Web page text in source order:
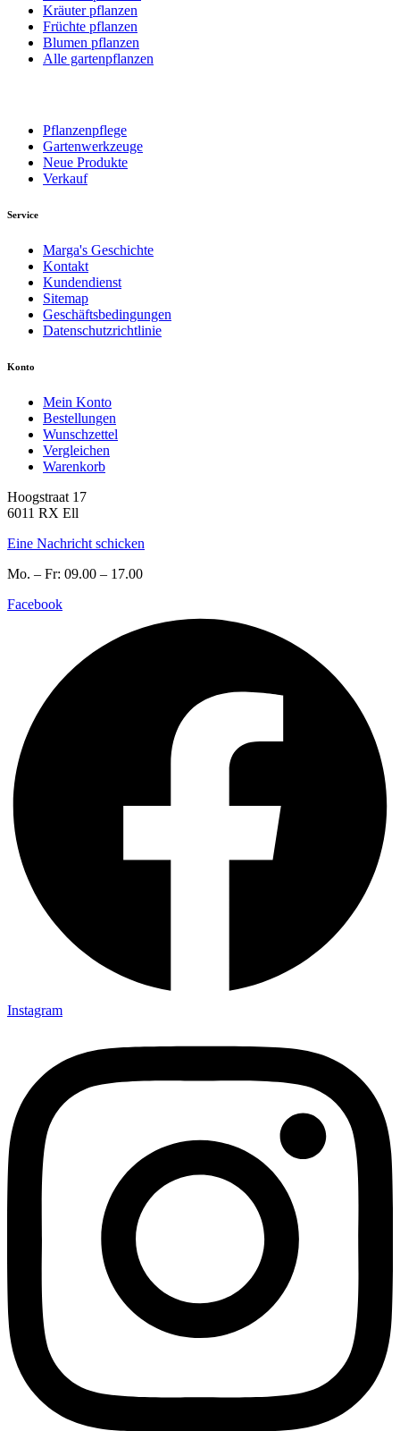
Kräuter pflanzen
Früchte pflanzen
Blumen pflanzen
Alle gartenpflanzen
Pflanzenpflege
Gartenwerkzeuge
Neue Produkte
Verkauf
Service
Marga's Geschichte
Kontakt
Kundendienst
Sitemap
Geschäftsbedingungen
Datenschutzrichtlinie
Konto
Mein Konto
Bestellungen
Wunschzettel
Vergleichen
Warenkorb
Hoogstraat 17
6011 RX Ell
Eine Nachricht schicken
Mo. – Fr: 09.00 – 17.00
Facebook
Instagram